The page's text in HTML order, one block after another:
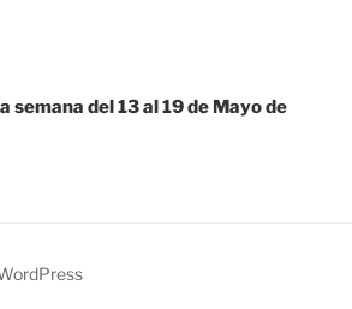
semana del 13 al 19 de Mayo de